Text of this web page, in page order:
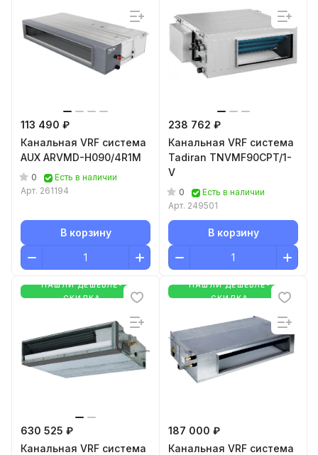
113 490 ₽
Канальная VRF система
AUX ARVMD-H090/4R1M
0
Есть в наличии
Арт. 261194
В корзину
238 762 ₽
Канальная VRF система
Tadiran TNVMF90CPT/1-
V
0
Есть в наличии
Арт. 249501
В корзину
НАШЛИ ДЕШЕВЛЕ-
СКИДКА
630 525 ₽
Канальная VRF система
НАШЛИ ДЕШЕВЛЕ-
СКИДКА
187 000 ₽
Канальная VRF система